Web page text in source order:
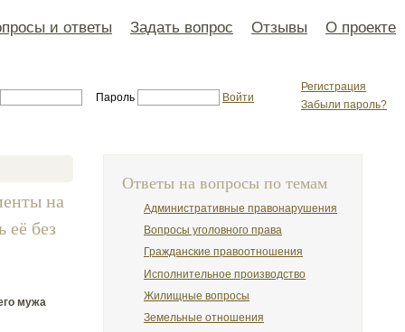
и ответы Задать вопрос Отзывы О проекте
Регистрация
Забыли пароль?
Пароль Войти
на
её без
мужа
Ответы на вопросы по темам
Административные правонарушения
Вопросы уголовного права
Гражданские правоотношения
Исполнительное производство
Жилищные вопросы
Земельные отношения